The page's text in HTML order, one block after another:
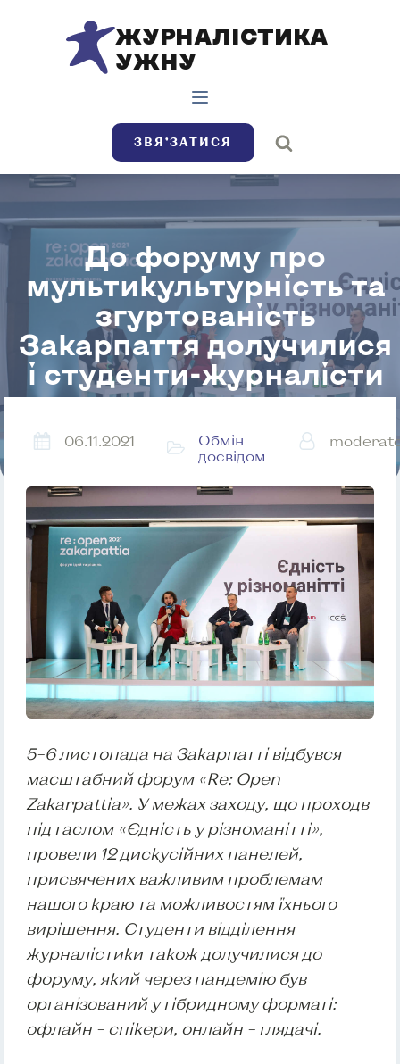
ЖУРНАЛІСТИКА
УЖНУ
ЗВЯ’ЗАТИСЯ
До форуму про
мультикультурність та
згуртованість
Закарпаття долучилися
і студенти-журналісти
06.11.2021
Обмін
досвідом
5–6 листопада на Закарпатті відбувся
масштабний форум «Re: Open
Zakarpattia». У межах заходу, що проходв
під гаслом «Єдність у різноманітті»,
провели 12 дискусійних панелей,
присвячених важливим проблемам
нашого краю та можливостям їхнього
вирішення. Студенти відділення
журналістики також долучилися до
форуму, який через пандемію був
організований у гібридному форматі:
офлайн – спікери, онлайн – глядачі.